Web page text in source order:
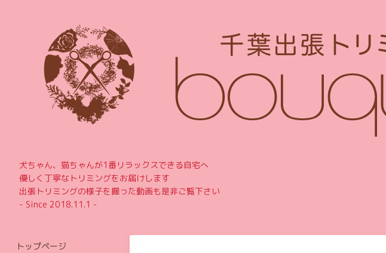
犬ちゃん、猫ちゃんが1番リラックスできる自宅へ
優しく丁寧なトリミングをお届けします
出張トリミングの様子を撮った動画も是非ご覧下さい
- Since 2018.11.1 -
トップページ